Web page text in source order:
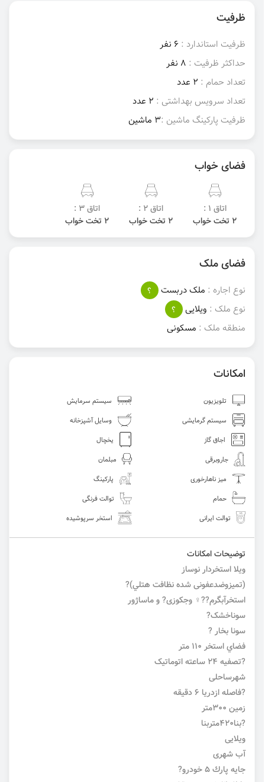
ظرفیت
ظرفیت استاندارد : 6 نفر
حداکثر ظرفیت : 8 نفر
تعداد حمام : 2 عدد
تعداد سرویس بهداشتی : 2 عدد
ظرفیت پارکینگ ماشین :3 ماشین
فضای خواب
اتاق 1 :
2 تخت خواب
اتاق 2 :
2 تخت خواب
اتاق 3 :
2 تخت خواب
فضای ملک
نوع اجاره : ملک دربست
؟
نوع ملک : ویلایی
؟
منطقه ملک : مسکونی
امکانات
تلویزیون
سیستم سرمایش
سیستم گرمایشی
وسایل آشپزخانه
اجاق گاز
یخچال
جاروبرقی
مبلمان
میز ناهارخوری
پارکینگ
حمام
توالت فرنگی
توالت ایرانی
استخر سرپوشیده
توضیحات امکانات
ویلا استخردار نوساز
(تمیزوضدعفونی شده نظافت هتلي)?
استخرآبگرم??‍♀️ وجکوزی? و ماساژور
سوناخشک?
سونا بخار ?
فضاي استخر ١١٠ متر
?تصفیه 24 ساعته اتوماتیک
شهرساحلی
?فاصله ازدریا 6 دقیقه
زمین 300متر
?بنا420متربنا
ویلایی
آب شهری
جايه پارك 5 خودرو?